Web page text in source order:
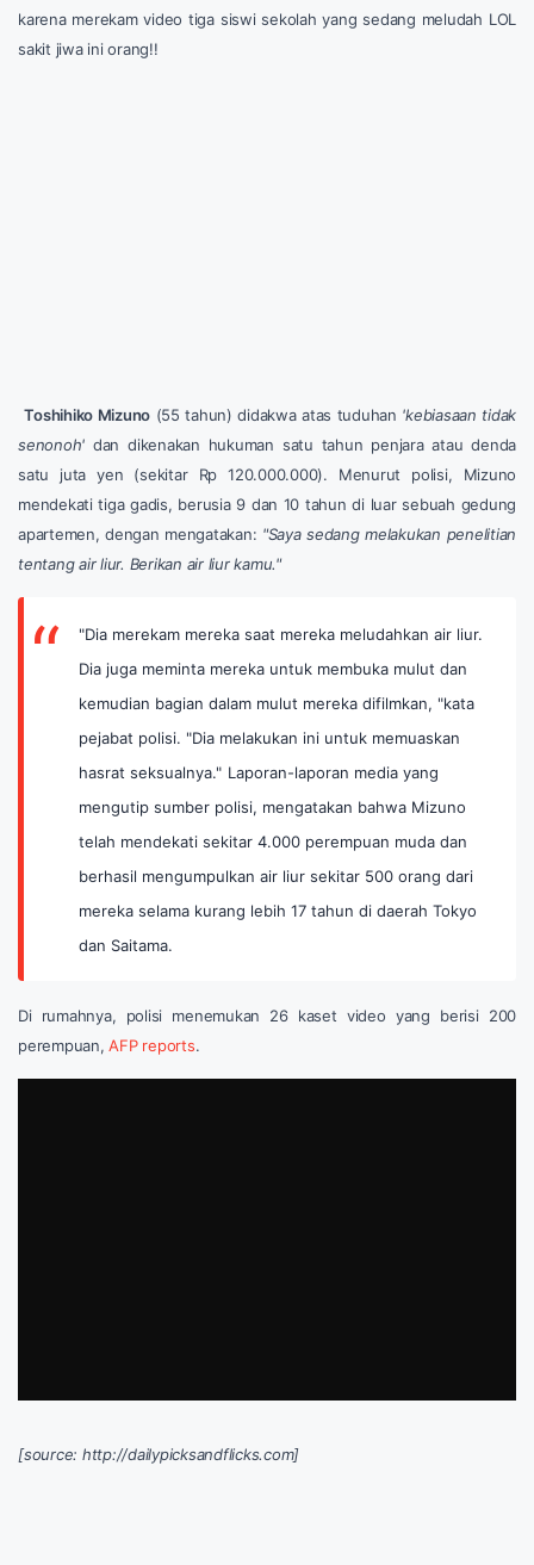
karena merekam video tiga siswi sekolah yang sedang meludah LOL
sakit jiwa ini orang!!
Toshihiko Mizuno (55 tahun) didakwa atas tuduhan 'kebiasaan tidak
senonoh' dan dikenakan hukuman satu tahun penjara atau denda
satu juta yen (sekitar Rp 120.000.000). Menurut polisi, Mizuno
mendekati tiga gadis, berusia 9 dan 10 tahun di luar sebuah gedung
apartemen, dengan mengatakan: "Saya sedang melakukan penelitian
tentang air liur. Berikan air liur kamu."
"Dia merekam mereka saat mereka meludahkan air liur.
Dia juga meminta mereka untuk membuka mulut dan
kemudian bagian dalam mulut mereka difilmkan, "kata
pejabat polisi. "Dia melakukan ini untuk memuaskan
hasrat seksualnya." Laporan-laporan media yang
mengutip sumber polisi, mengatakan bahwa Mizuno
telah mendekati sekitar 4.000 perempuan muda dan
berhasil mengumpulkan air liur sekitar 500 orang dari
mereka selama kurang lebih 17 tahun di daerah Tokyo
dan Saitama.
Di rumahnya, polisi menemukan 26 kaset video yang berisi 200
perempuan,AFP reports.
[source: http://dailypicksandflicks.com]